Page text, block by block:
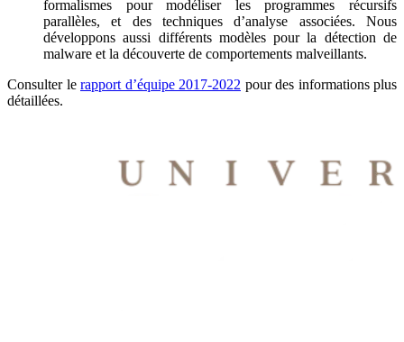
formalismes pour modéliser les programmes récursifs
parallèles, et des techniques d’analyse associées. Nous
développons aussi différents modèles pour la détection de
malware et la découverte de comportements malveillants.
Consulter le rapport d’équipe 2017-2022 pour des informations plus
détaillées.